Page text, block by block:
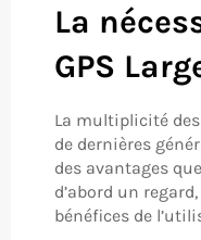
La
GPS
La multiplicité
de dernières
des avantages
d’abord un
bénéfices de